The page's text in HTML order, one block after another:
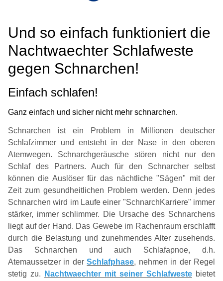
Und so einfach funktioniert die
Nachtwaechter Schlafweste
gegen Schnarchen!
Einfach schlafen!
Ganz einfach und sicher nicht mehr schnarchen.
Schnarchen ist ein Problem in Millionen deutscher
Schlafzimmer und entsteht in der Nase in den oberen
Atemwegen. Schnarchgeräusche stören nicht nur den
Schlaf des Partners. Auch für den Schnarcher selbst
können die Auslöser für das nächtliche "Sägen" mit der
Zeit zum gesundheitlichen Problem werden. Denn jedes
Schnarchen wird im Laufe einer "SchnarchKarriere" immer
stärker, immer schlimmer. Die Ursache des Schnarchens
liegt auf der Hand. Das Gewebe im Rachenraum erschlafft
durch die Belastung und zunehmendes Alter zusehends.
Das Schnarchen und auch Schlafapnoe, d.h.
Atemaussetzer in derSchlafphase, nehmen in der Regel
stetig zu.
Nachtwaechter mit seiner Schlafweste bietet